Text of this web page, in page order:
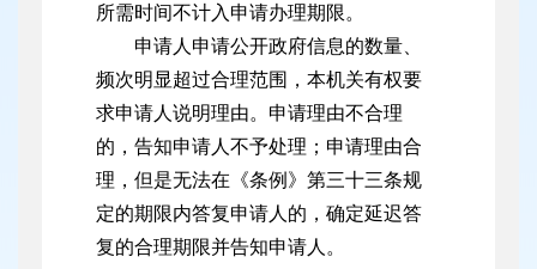
所需时间不计入申请办理期限。
申请人申请公开政府信息的数量、
频次明显超过合理范围，本机关有权要
求申请人说明理由。申请理由不合理
的，告知申请人不予处理；申请理由合
理，但是无法在《条例》第三十三条规
定的期限内答复申请人的，确定延迟答
复的合理期限并告知申请人。